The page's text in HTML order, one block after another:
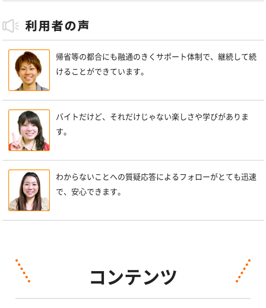
帰省等の都合にも融通のきくサポート体制で、継続して続
けることができています。
バイトだけど、それだけじゃない楽しさや学びがありま
す。
わからないことへの質疑応答によるフォローがとても迅速
で、安心できます。
コンテンツ